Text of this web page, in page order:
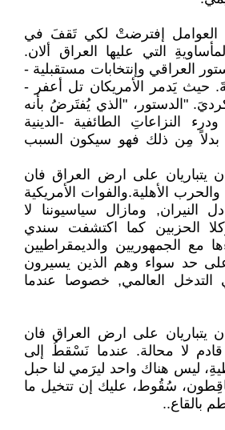
العوامل إفترضتْ لكي تَقفَ في
التي عليها العراق ألان.
العراقي وإنتخابات مستقبلية -
حيث يَدمر الأمريكان تل أعفر -
"الدستور، "الذي يُفتَرضُ بأنه
النزاعاتِ الطائفية -الدينية
بدلاً مِن ذلك فهو سيكون السبب
يتباريان على ارض العراق فان
الأهلية.والفوات الأمريكية
ومازال سياسيوننا لا
الحزبين كما اكتشفت سندي
مع الجمهوريين والديمقراطيين
حد سواء وهم الذين يسيرون
التدخل العالمي, خصوصا عندما
يتباريان على ارض العراق فان
لا محالة. عندما نَسْقطُ إلى
ليس هناك واحد ليرَمي لنا حبل
سُقُوط، عليك إن تتخيل ما
بالقاع..